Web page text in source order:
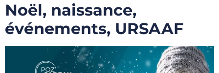
Noël, naissance,
événements, URSAAF